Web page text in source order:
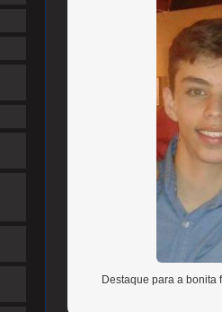
Destaque para a bonita